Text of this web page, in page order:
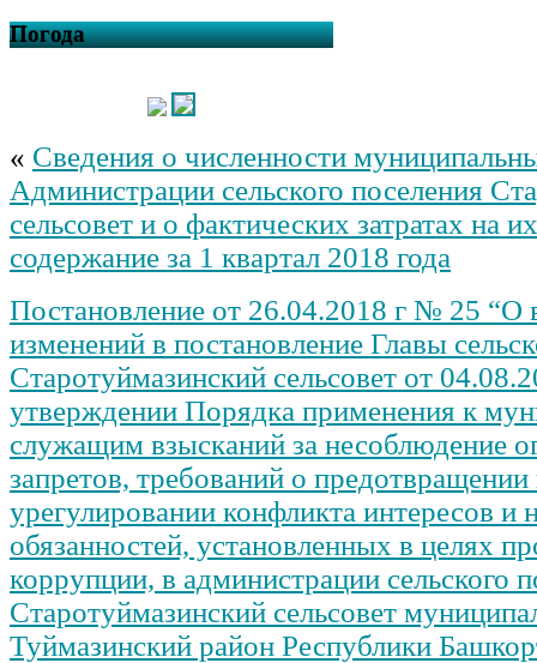
Погода
« Сведения о численности
Администрации сельского поселения
сельсовет и о фактических затратах на
содержание за 1 квартал 2018 года
Постановление от 26.04.2018 г № 25 “О
изменений в постановление Главы
Старотуймазинский сельсовет от
утверждении Порядка применения к
служащим взысканий за несоблюдение
запретов, требований о
урегулировании конфликта интересов и
обязанностей, установленных в целях
коррупции, в администрации сельского
Старотуймазинский сельсовет
Туймазинский район Республики